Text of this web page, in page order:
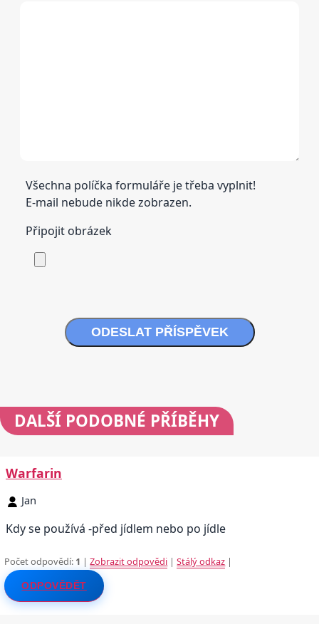
Všechna políčka formuláře je třeba vyplnit!
E-mail nebude nikde zobrazen.
Připojit obrázek
ODESLAT PŘÍSPĚVEK
DALŠÍ PODOBNÉ PŘÍBĚHY
Warfarin
Jan
Kdy se používá -před jídlem nebo po jídle
Počet odpovědí: 1 |Zobrazit odpovědi |Stálý odkaz |
ODPOVĚDĚT